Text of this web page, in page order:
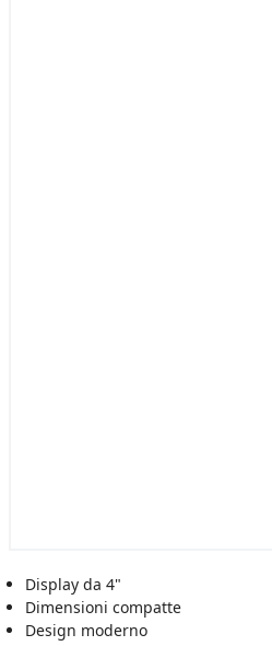
Display da 4"
Dimensioni compatte
Design moderno